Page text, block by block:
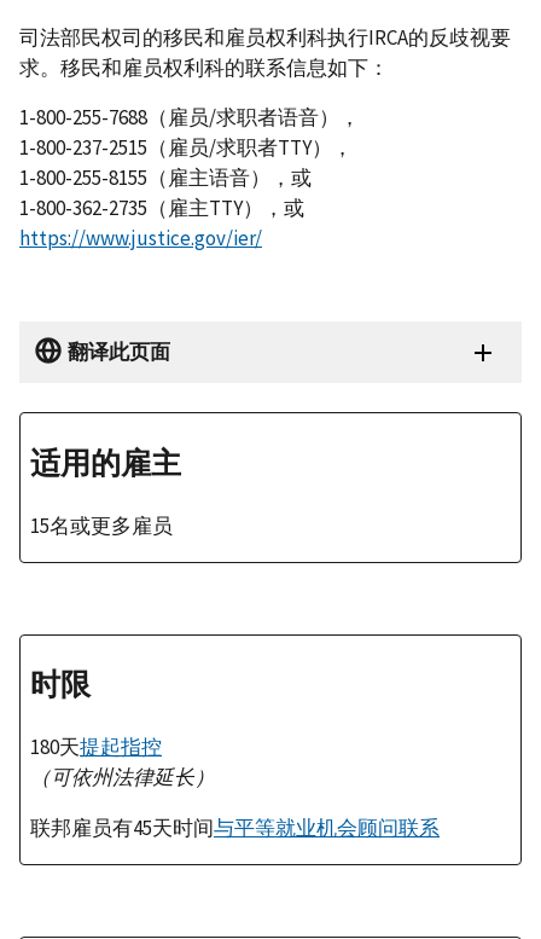
司法部民权司的移民和雇员权利科执行IRCA的反歧视要
求。移民和雇员权利科的联系信息如下：
1-800-255-7688（雇员/求职者语音），
1-800-237-2515（雇员/求职者TTY），
1-800-255-8155（雇主语音），或
1-800-362-2735（雇主TTY），或
https://www.justice.gov/ier/
翻译此页面
适用的雇主
15名或更多雇员
时限
180天提起指控
（可依州法律延长）
联邦雇员有45天时间与平等就业机会顾问联系